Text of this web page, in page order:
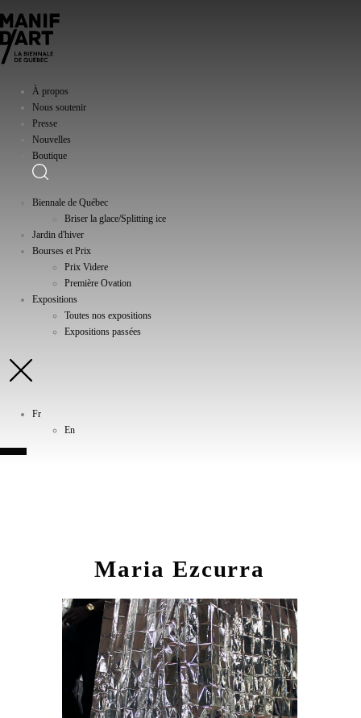
À propos
Nous soutenir
Presse
Nouvelles
Boutique
Biennale de Québec
Briser la glace/Splitting ice
Jardin d'hiver
Bourses et Prix
Prix Videre
Première Ovation
Expositions
Toutes nos expositions
Expositions passées
Fr
En
Maria Ezcurra